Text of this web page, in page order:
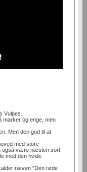
Vulpes.
marker og enge, men
Men den god til at
med store
også være næsten sort.
med den hvide
ræven "Den røde